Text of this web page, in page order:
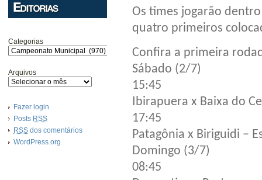
Categorias
Arquivos
Fazer login
Posts RSS
RSS dos comentários
WordPress.org
Os times jogarão
quatro primeiros
Confira a primeira
Sábado (2/7)
15:45
Ibirapuera x Baixa do
17:45
Patagônia x Biriguidi –
Domingo (3/7)
08:45